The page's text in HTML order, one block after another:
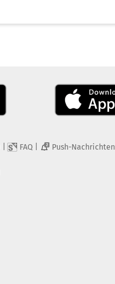
FAQ 2 Push-Nachrichten